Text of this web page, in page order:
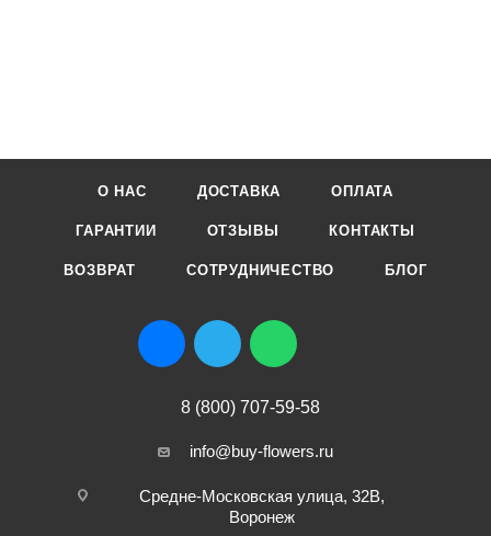
О НАС ДОСТАВКА ОПЛАТА
ГАРАНТИИ ОТЗЫВЫ КОНТАКТЫ
ВОЗВРАТ СОТРУДНИЧЕСТВО БЛОГ
8 (800) 707-59-58
info@buy-flowers.ru
Средне-Московская улица, 32В,
Воронеж